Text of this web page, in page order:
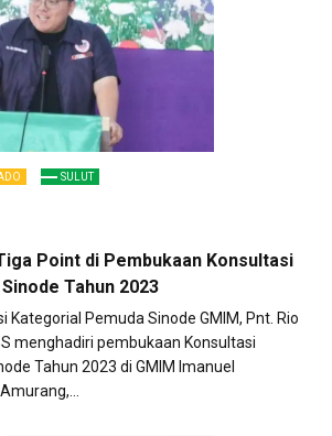
SULUT
Point di Pembukaan Konsultasi
Tahun 2023
Kategorial Pemuda Sinode GMIM, Pnt. Rio
menghadiri pembukaan Konsultasi
Tahun 2023 di GMIM Imanuel